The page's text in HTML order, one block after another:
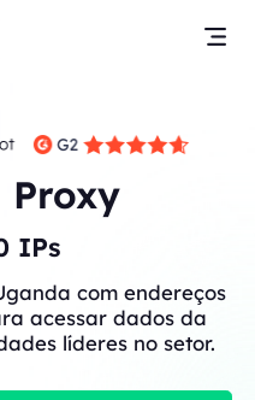
Proxy
IPs
com endereços
acessar dados da
líderes no setor.